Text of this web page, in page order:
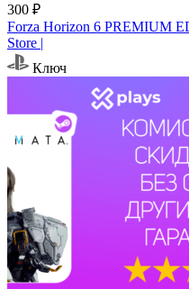
300 ₽
Forza Horizon 6 PREMIUM
Store |
Ключ